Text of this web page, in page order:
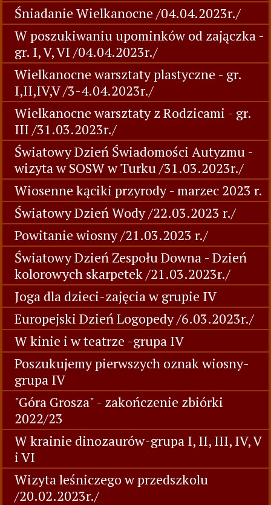
Śniadanie Wielkanocne /04.04.2023r./
W poszukiwaniu upominków od zajączka -
gr. I, V, VI /04.04.2023r./
Wielkanocne warsztaty plastyczne - gr.
I,II,IV,V /3-4.04.2023r./
Wielkanocne warsztaty z Rodzicami - gr.
III /31.03.2023r./
Światowy Dzień Świadomości Autyzmu -
wizyta w SOSW w Turku /31.03.2023r./
Wiosenne kąciki przyrody - marzec 2023 r.
Światowy Dzień Wody /22.03.2023 r./
Powitanie wiosny /21.03.2023 r./
Światowy Dzień Zespołu Downa - Dzień
kolorowych skarpetek /21.03.2023r./
Joga dla dzieci-zajęcia w grupie IV
Europejski Dzień Logopedy /6.03.2023r./
W kinie i w teatrze -grupa IV
Poszukujemy pierwszych oznak wiosny-
grupa IV
"Góra Grosza" - zakończenie zbiórki
2022/23
W krainie dinozaurów-grupa I, II, III, IV, V
i VI
Wizyta leśniczego w przedszkolu
/20.02.2023r./